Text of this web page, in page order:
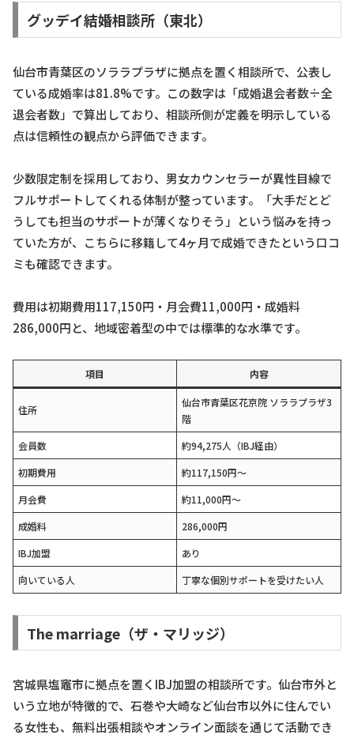
グッデイ結婚相談所（東北）
仙台市青葉区のソララプラザに拠点を置く相談所で、公表し
ている成婚率は81.8%です。この数字は「成婚退会者数÷全
退会者数」で算出しており、相談所側が定義を明示している
点は信頼性の観点から評価できます。
少数限定制を採用しており、男女カウンセラーが異性目線で
フルサポートしてくれる体制が整っています。「大手だとど
うしても担当のサポートが薄くなりそう」という悩みを持っ
ていた方が、こちらに移籍して4ヶ月で成婚できたという口コ
ミも確認できます。
費用は初期費用117,150円・月会費11,000円・成婚料
286,000円と、地域密着型の中では標準的な水準です。
項目 内容
住所
仙台市青葉区花京院 ソララプラザ3
階
会員数
約94,275人（IBJ経由）
初期費用
約117,150円〜
月会費
約11,000円〜
成婚料
286,000円
IBJ加盟
あり
向いている人
丁寧な個別サポートを受けたい人
The marriage（ザ・マリッジ）
宮城県塩竈市に拠点を置くIBJ加盟の相談所です。仙台市外と
いう立地が特徴的で、石巻や大崎など仙台市以外に住んでい
る女性も、無料出張相談やオンライン面談を通じて活動でき